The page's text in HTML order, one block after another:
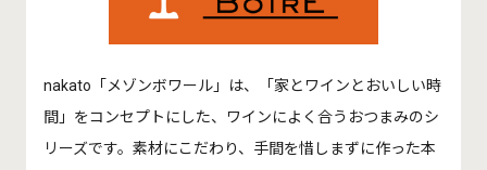
nakato「メゾンボワール」は、「家とワインとおいしい時
間」をコンセプトにした、ワインによく合うおつまみのシ
リーズです。素材にこだわり、手間を惜しまずに作った本